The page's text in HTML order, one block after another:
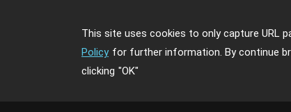
This site uses cookies to only capture URL
Policy for further information. By continue
clicking "OK"